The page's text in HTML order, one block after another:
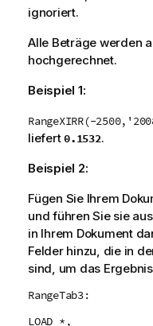
ignoriert.
Alle Beträge werden
hochgerechnet.
Beispiel 1:
RangeXIRR(-
liefert0.1532.
Beispiel 2:
Fügen Sie Ihrem
und führen Sie sie
in Ihrem Dokument
Felder hinzu, die in
sind, um das
RangeTab3:
LOAD *,